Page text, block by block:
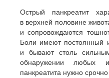
Острый панкреатит
в верхней половине
и сопровождаются
Боли имеют постоянный
и бывают столь
обнаружении любых
панкреатита нужно